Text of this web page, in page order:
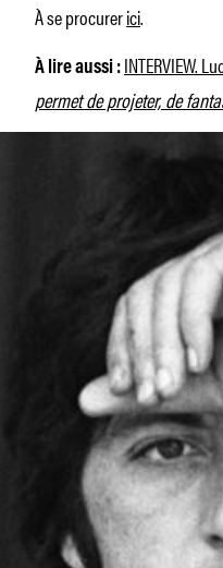
À se procurerici.
À lire aussi : INTERVIEW.
permet de projeter, de